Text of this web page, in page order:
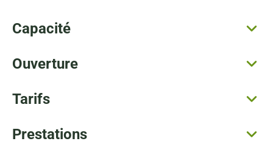
Capacité
Ouverture
Tarifs
Prestations